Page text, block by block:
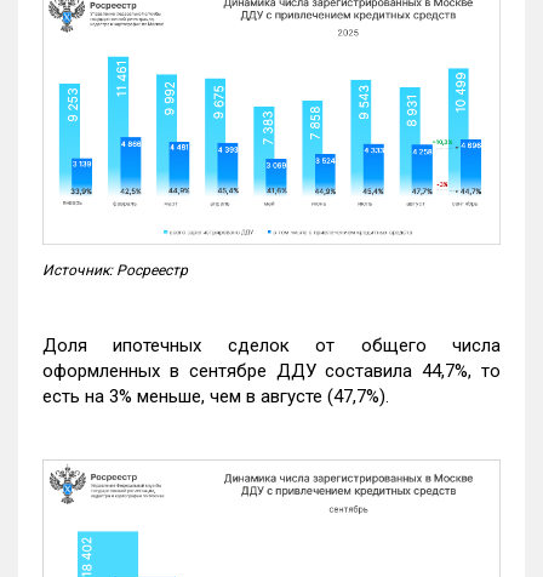
Источник: Росреестр
Доля ипотечных сделок от общего числа
оформленных в сентябре ДДУ составила 44,7%, то
есть на 3% меньше, чем в августе (47,7%).